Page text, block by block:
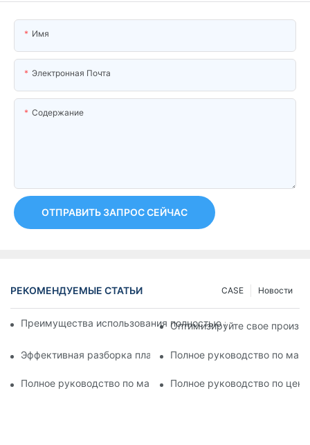
Имя
Электронная Почта
Содержание
ОТПРАВИТЬ ЗАПРОС СЕЙЧАС
РЕКОМЕНДУЕМЫЕ СТАТЬИ Новости
CASE
Преимущества использования полностью автоматической
Оптимизируйте свое
Эффективная разборка пластиковых бутылок: инновации в
Полное руководство по
Полное руководство по машинам для запайки складных
Полное руководство по